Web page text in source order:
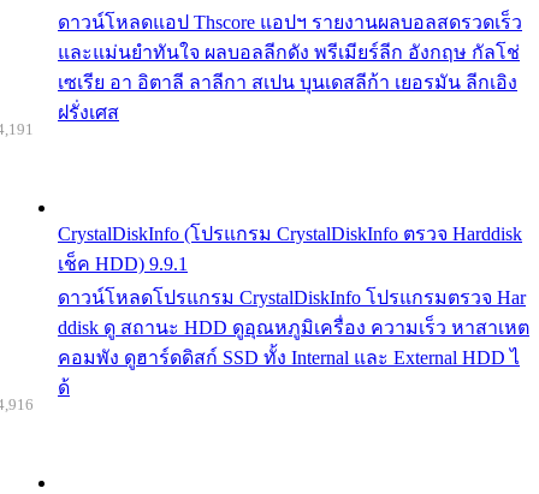
ดาวน์โหลดแอป Thscore แอปฯ รายงานผลบอลสดรวดเร็ว
และแม่นยำทันใจ ผลบอลลีกดัง พรีเมียร์ลีก อังกฤษ กัลโช่
เซเรีย อา อิตาลี ลาลีกา สเปน บุนเดสลีก้า เยอรมัน ลีกเอิง
ฝรั่งเศส
CrystalDiskInfo (โปรแกรม CrystalDiskInfo ตรวจ Harddisk
เช็ค HDD) 9.9.1
ดาวน์โหลดโปรแกรม CrystalDiskInfo โปรแกรมตรวจ Har
ddisk ดู สถานะ HDD ดูอุณหภูมิเครื่อง ความเร็ว หาสาเหต
คอมพัง ดูฮาร์ดดิสก์ SSD ทั้ง Internal และ External HDD ไ
ด้